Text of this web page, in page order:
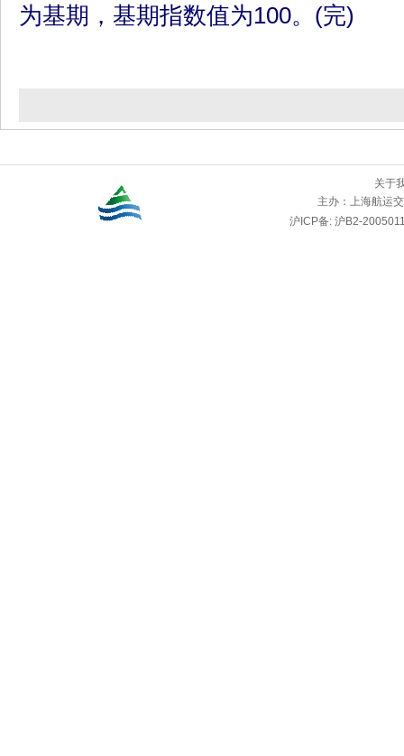
为基期，基期指数值为100。(完)
关于
主办： 上海航运
沪ICP备: 沪B2-